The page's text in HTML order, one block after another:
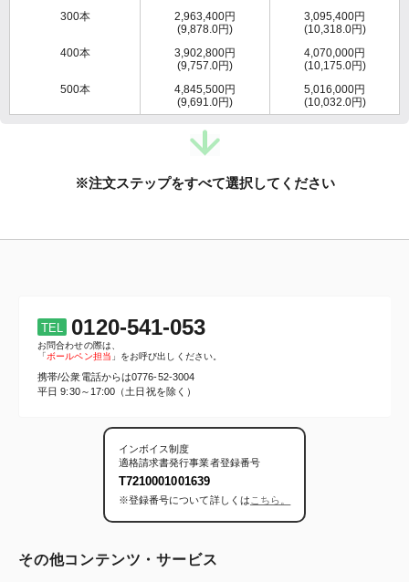
300本
2,963,400円
(9,878.0円)
3,095,400円
(10,318.0円)
400本
3,902,800円
(9,757.0円)
4,070,000円
(10,175.0円)
500本
4,845,500円
(9,691.0円)
5,016,000円
(10,032.0円)
※注文ステップをすべて選択してください
TEL 0120-541-053
お問合わせの際は、
「ボールペン担当 」をお呼び出しください。
携帯/公衆電話からは0776-52-3004
平日 9:30～17:00（土日祝を除く）
インボイス制度
適格請求書発行事業者登録番号
T7210001001639
※登録番号について詳しくは こちら。
その他コンテンツ・サービス